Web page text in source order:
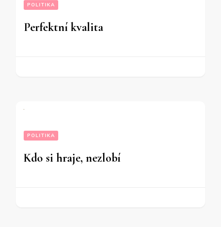
POLITIKA
Perfektní kvalita
POLITIKA
Kdo si hraje, nezlobí